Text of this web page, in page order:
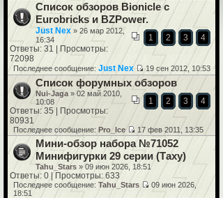
Список обзоров Bionicle с
Eurobricks и BZPower.
1 2 3 4
Just Nex » 26 мар 2012,
16:34
Ответы: 31 | Просмотры:
72098
Последнее сообщение: Just Nex 19 сен 2012, 10:53
Список форумных обзоров
1 2 3 4
Nui-Jaga » 02 май 2010,
10:08
Ответы: 35 | Просмотры:
80931
Последнее сообщение: Pro_Ice 17 фев 2011, 13:35
Мини-обзор набора №71052
Минифигурки 29 серии (Таху)
Tahu_Stars » 09 июн 2026, 18:51
Ответы: 0 | Просмотры: 633
Последнее сообщение: Tahu_Stars
09 июн 2026,
18:51